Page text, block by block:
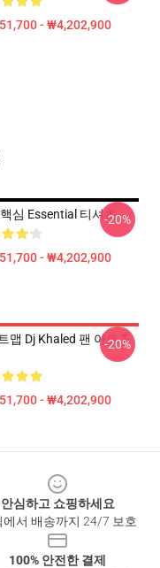
- ₩4,202,900
심 Essential 티셔츠
- ₩4,202,900
-20%
맵 Dj Khaled 팬 아트 T-
- ₩4,202,900
-20%
안심하고 쇼핑하세요
에서 배송까지 24/7 보호
100% 안전한 결제